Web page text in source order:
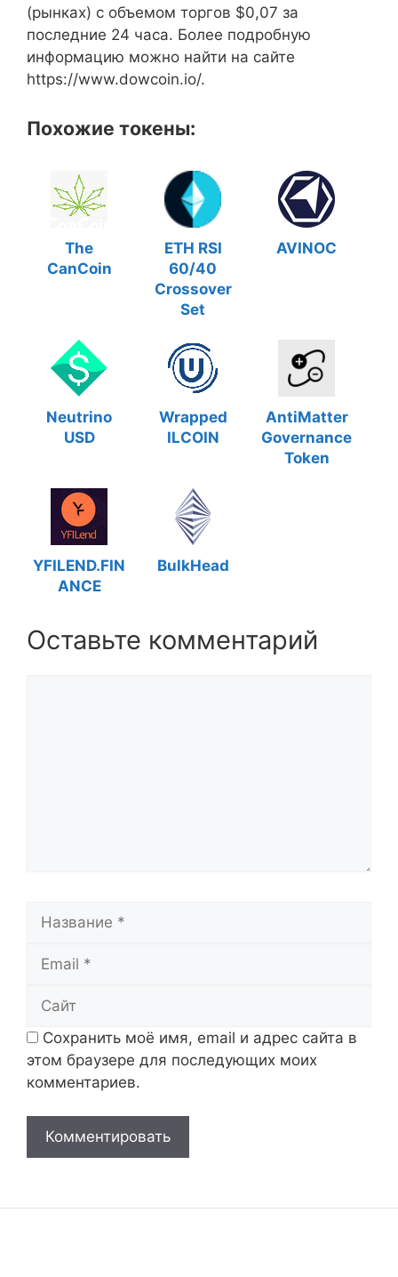
(рынках) с объемом торгов $0,07 за
последние 24 часа. Более подробную
информацию можно найти на сайте
https://www.dowcoin.io/.
Похожие токены:
The
CanCoin
ETH RSI
60/40
Crossover
Set
AVINOC
Neutrino
USD
Wrapped
ILCOIN
AntiMatter
Governance
Token
YFILEND.FIN
ANCE
BulkHead
Оставьте комментарий
Сохранить моё имя, email и адрес сайта в
этом браузере для последующих моих
комментариев.